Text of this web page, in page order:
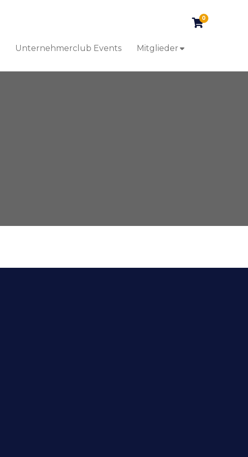
Unternehmerclub Events Mitglieder
0